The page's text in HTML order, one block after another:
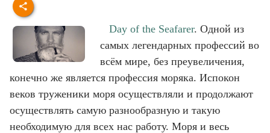
Day of the Seafarer. Одной из
самых легендарных профессий во
всём мире, без преувеличения,
конечно же является профессия моряка. Испокон
веков труженики моря осуществляли и продолжают
осуществлять самую разнообразную и такую
необходимую для всех нас работу. Моря и весь